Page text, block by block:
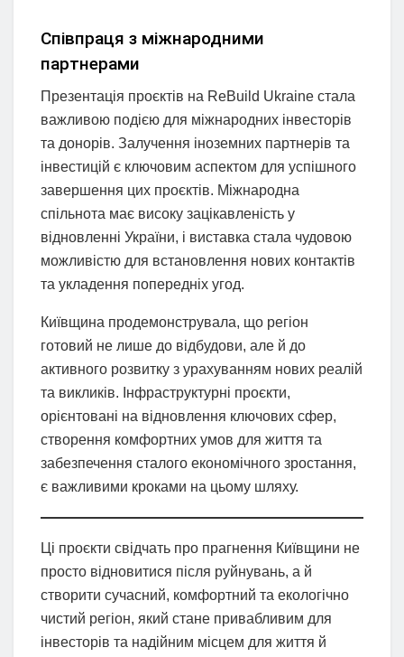
Співпраця з міжнародними
партнерами
Презентація проєктів на ReBuild Ukraine стала
важливою подією для міжнародних інвесторів
та донорів. Залучення іноземних партнерів та
інвестицій є ключовим аспектом для успішного
завершення цих проєктів. Міжнародна
спільнота має високу зацікавленість у
відновленні України, і виставка стала чудовою
можливістю для встановлення нових контактів
та укладення попередніх угод.
Київщина продемонструвала, що регіон
готовий не лише до відбудови, але й до
активного розвитку з урахуванням нових реалій
та викликів. Інфраструктурні проєкти,
орієнтовані на відновлення ключових сфер,
створення комфортних умов для життя та
забезпечення сталого економічного зростання,
є важливими кроками на цьому шляху.
Ці проєкти свідчать про прагнення Київщини не
просто відновитися після руйнувань, а й
створити сучасний, комфортний та екологічно
чистий регіон, який стане привабливим для
інвесторів та надійним місцем для життя й